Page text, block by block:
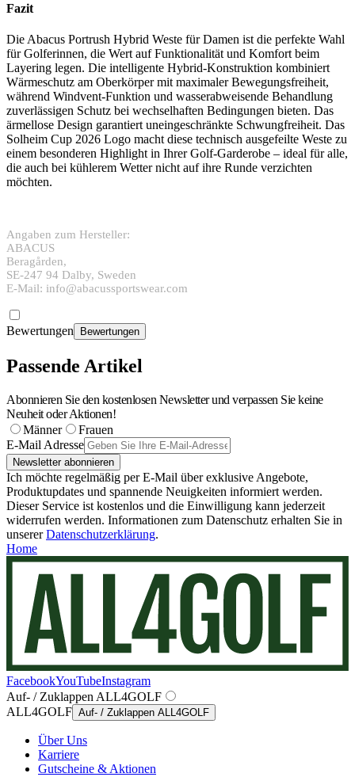
Fazit
Die Abacus Portrush Hybrid Weste für Damen ist die perfekte Wahl
für Golferinnen, die Wert auf Funktionalität und Komfort beim
Layering legen. Die intelligente Hybrid-Konstruktion kombiniert
Wärmeschutz am Oberkörper mit maximaler Bewegungsfreiheit,
während Windvent-Funktion und wasserabweisende Behandlung
zuverlässigen Schutz bei wechselhaften Bedingungen bieten. Das
ärmellose Design garantiert uneingeschränkte Schwungfreiheit. Das
Solheim Cup 2026 Logo macht diese technisch ausgefeilte Weste zu
einem besonderen Highlight in Ihrer Golf-Garderobe – ideal für alle,
die auch bei kühlerem Wetter nicht auf ihre Runde verzichten
möchten.
Angaben zum Hersteller:
ABACUS
Beragården,
SE-247 94 Dalby, Sweden
E-Mail: info@abacussportswear.com
Bewertungen Bewertungen
Passende Artikel
Abonnieren Sie den kostenlosen Newsletter und verpassen Sie keine
Neuheit oder Aktionen!
Männer
Frauen
E-Mail Adresse
Newsletter abonnieren
Ich möchte regelmäßig per E-Mail über exklusive Angebote,
Produktupdates und spannende Neuigkeiten informiert werden.
Dieser Service ist kostenlos und die Einwilligung kann jederzeit
widerrufen werden. Informationen zum Datenschutz erhalten Sie in
unsererDatenschutzerklärung.
Home
FacebookYouTubeInstagram
Auf- / Zuklappen ALL4GOLF
ALL4GOLF Auf- / Zuklappen ALL4GOLF
Über Uns
Karriere
Gutscheine & Aktionen